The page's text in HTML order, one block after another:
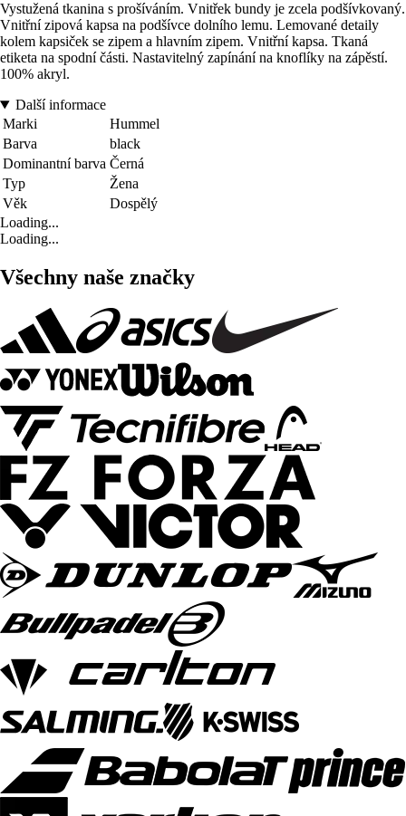
Vystužená tkanina s prošíváním. Vnitřek bundy je zcela podšívkovaný.
Vnitřní zipová kapsa na podšívce dolního lemu. Lemované detaily
kolem kapsiček se zipem a hlavním zipem. Vnitřní kapsa. Tkaná
etiketa na spodní části. Nastavitelný zapínání na knoflíky na zápěstí.
100% akryl.
Další informace
Marki
Hummel
Barva
black
Dominantní barva Černá
Typ
Žena
Věk
Dospělý
Loading...
Loading...
Všechny naše značky